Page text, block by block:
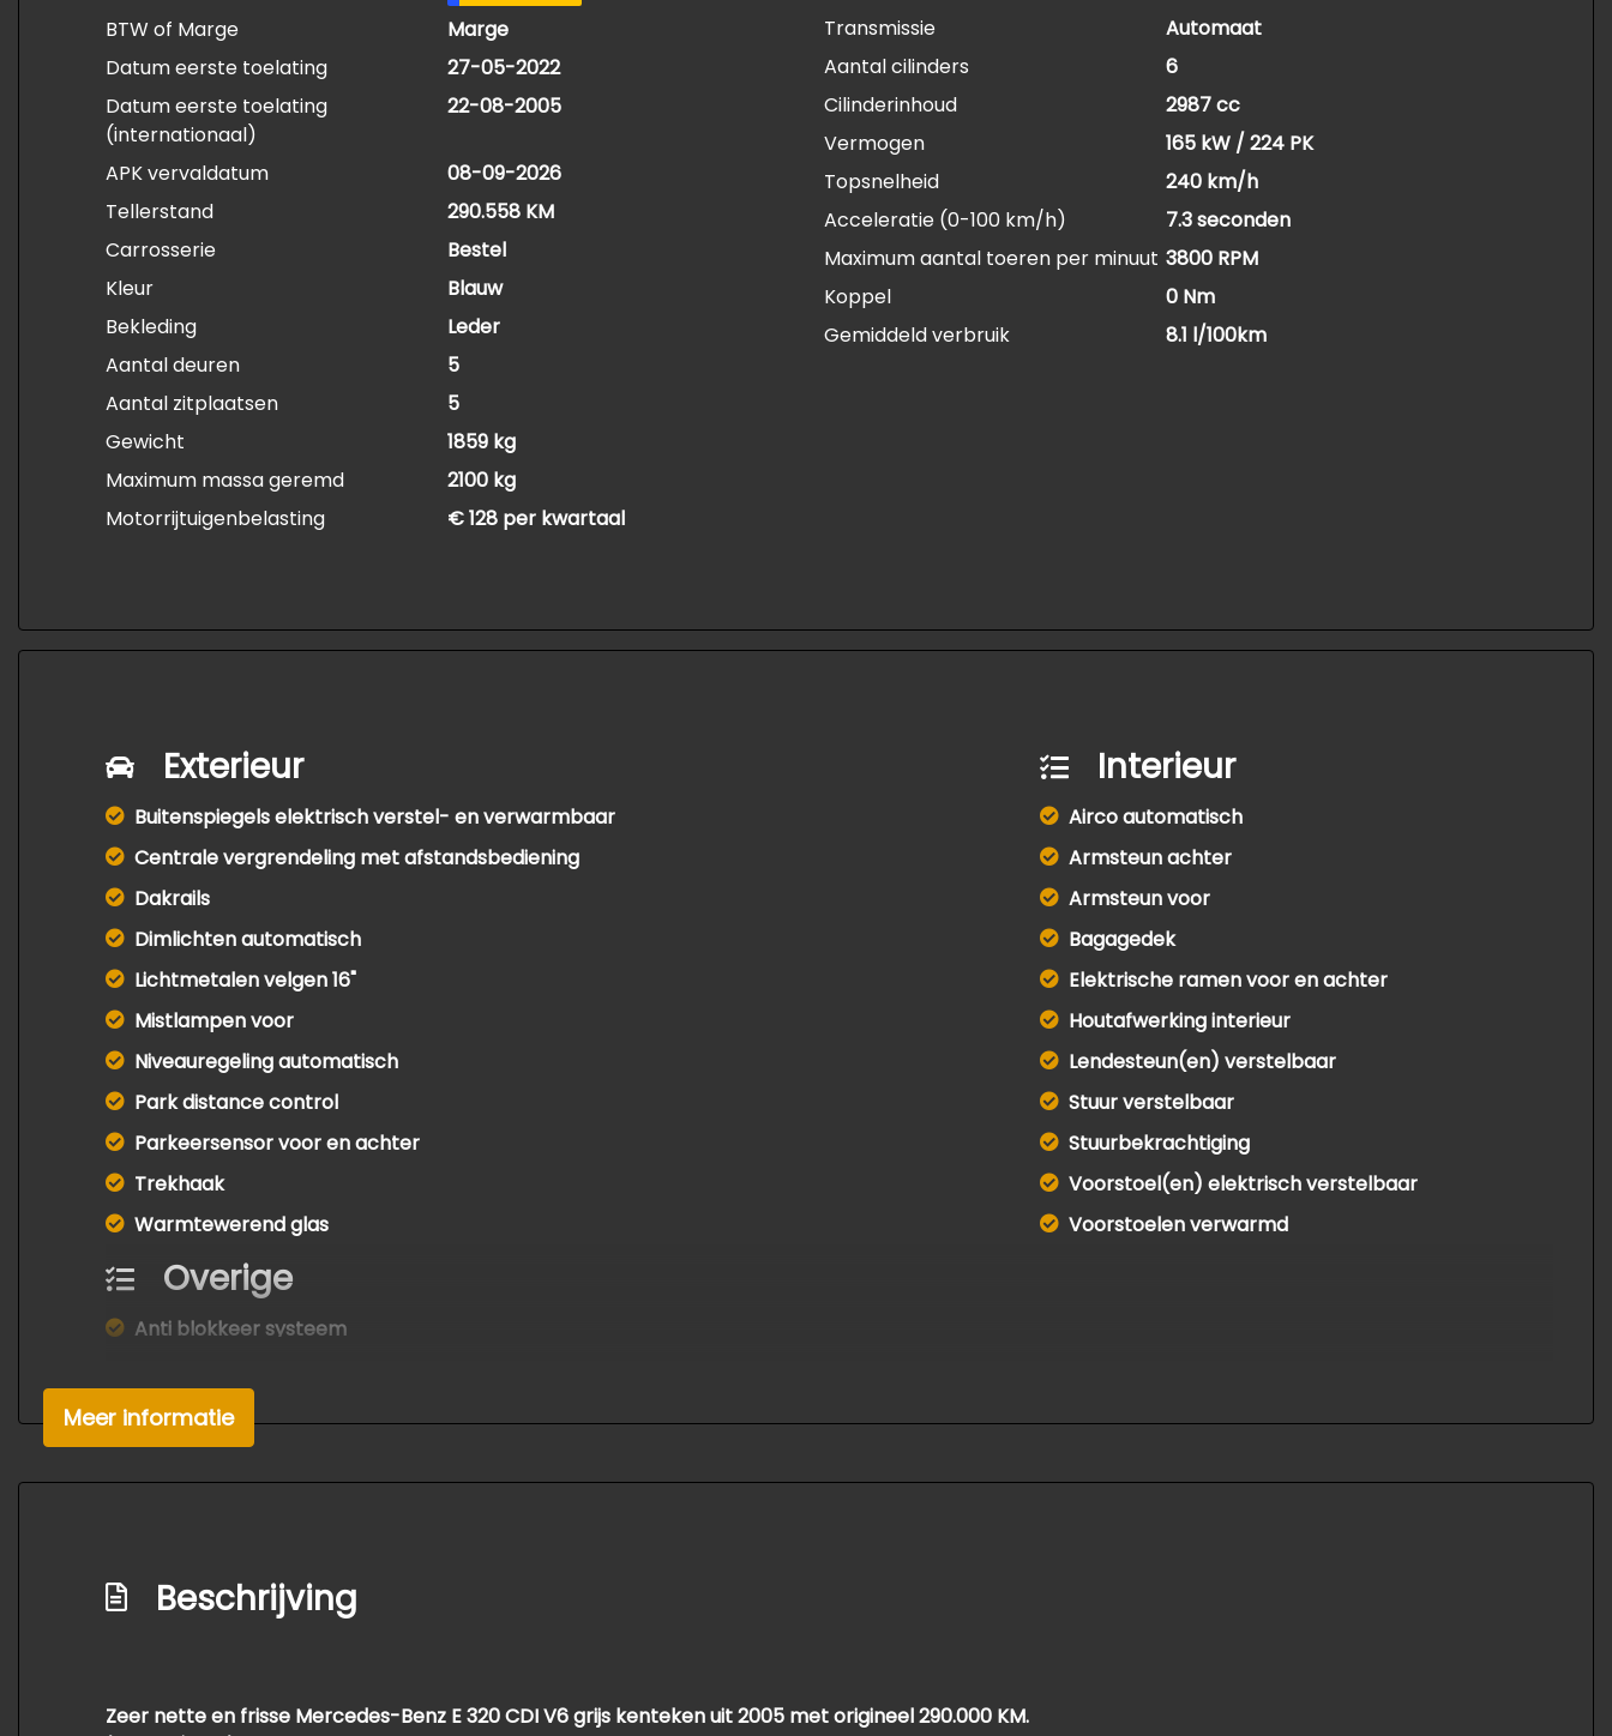
BTW of Marge
Marge
Datum eerste toelating
27-05-2022
Datum eerste toelating
(internationaal)
22-08-2005
APK vervaldatum
08-09-2026
Tellerstand
290.558 KM
Carrosserie
Bestel
Kleur
Blauw
Bekleding
Leder
Aantal deuren
5
Aantal zitplaatsen
5
Gewicht
1859 kg
Maximum massa geremd
2100 kg
Motorrijtuigenbelasting
€ 128 per kwartaal
Transmissie
Automaat
Aantal cilinders
6
Cilinderinhoud
2987 cc
Vermogen
165 kW / 224 PK
Topsnelheid
240 km/h
Acceleratie (0-100 km/h)
7.3 seconden
Maximum aantal toeren per minuut 3800 RPM
Koppel
0 Nm
Gemiddeld verbruik
8.1 l/100km
Exterieur
Buitenspiegels elektrisch verstel- en verwarmbaar
Centrale vergrendeling met afstandsbediening
Dakrails
Dimlichten automatisch
Lichtmetalen velgen 16"
Mistlampen voor
Niveauregeling automatisch
Park distance control
Parkeersensor voor en achter
Trekhaak
Warmtewerend glas
Interieur
Airco automatisch
Armsteun achter
Armsteun voor
Bagagedek
Elektrische ramen voor en achter
Houtafwerking interieur
Lendesteun(en) verstelbaar
Stuur verstelbaar
Stuurbekrachtiging
Voorstoel(en) elektrisch verstelbaar
Voorstoelen verwarmd
Overige
Anti blokkeer systeem
Bestuurdersairbag
Elektronisch stabiliteits programma
Hoofd airbag(s) achter
Zij airbag(s) voor
Meer informatie
Beschrijving
Zeer nette en frisse Mercedes-Benz E 320 CDI V6 grijs kenteken uit 2005 met origineel 290.000 KM.